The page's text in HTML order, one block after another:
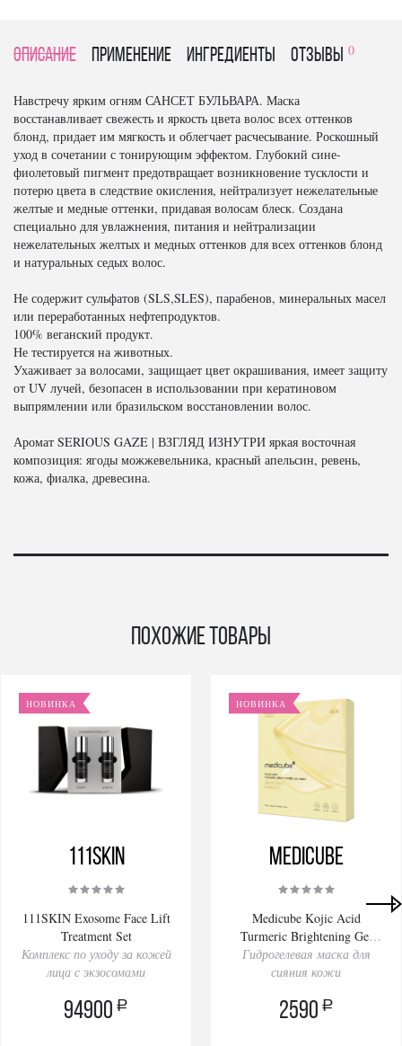
Описание Применение Ингредиенты отзывы 0
Навстречу ярким огням САНСЕТ БУЛЬВАРА. Маска
восстанавливает свежесть и яркость цвета волос всех оттенков
блонд, придает им мягкость и облегчает расчесывание. Роскошный
уход в сочетании с тонирующим эффектом. Глубокий сине-
фиолетовый пигмент предотвращает возникновение тусклости и
потерю цвета в следствие окисления, нейтрализует нежелательные
желтые и медные оттенки, придавая волосам блеск. Создана
специально для увлажнения, питания и нейтрализации
нежелательных желтых и медных оттенков для всех оттенков блонд
и натуральных седых волос.
Не содержит сульфатов (SLS,SLES), парабенов, минеральных масел
или переработанных нефтепродуктов.
100% веганский продукт.
Не тестируется на животных.
Ухаживает за волосами, защищает цвет окрашивания, имеет защиту
от UV лучей, безопасен в использовании при кератиновом
выпрямлении или бразильском восстановлении волос.
Аромат SERIOUS GAZE | ВЗГЛЯД ИЗНУТРИ яркая восточная
композиция: ягоды можжевельника, красный апельсин, ревень,
кожа, фиалка, древесина.
Похожие товары
НОВИНКА
111SKIN
111SKIN Exosome Face Lift
Treatment Set
Комплекс по уходу за кожей
лица с экзосомами
94900 a
НОВИНКА
Medicube
Medicube Kojic Acid
Turmeric Brightening Gel
Mask 28gх4pcs
Гидрогелевая маска для
сияния кожи
2590 a